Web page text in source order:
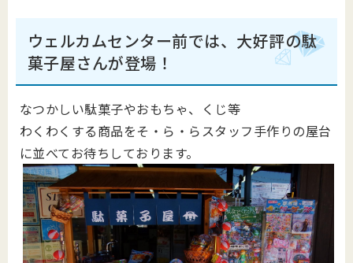
ウェルカムセンター前では、大好評の駄
菓子屋さんが登場！
なつかしい駄菓子やおもちゃ、くじ等
わくわくする商品をそ・ら・らスタッフ手作りの屋台
に並べてお待ちしております。